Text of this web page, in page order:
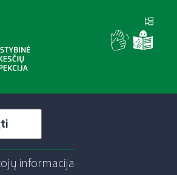
informacija